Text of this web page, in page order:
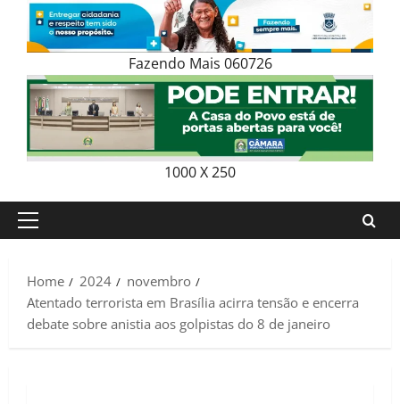
Fazendo Mais 060726
1000 X 250
Primary
Home
2024
novembro
Atentado terrorista em Brasília acirra tensão e encerra
debate sobre anistia aos golpistas do 8 de janeiro